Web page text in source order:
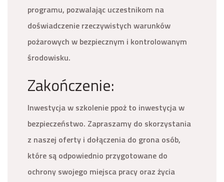
programu, pozwalając uczestnikom na
doświadczenie rzeczywistych warunków
pożarowych w bezpiecznym i kontrolowanym
środowisku.
Zakończenie:
Inwestycja w szkolenie ppoż to inwestycja w
bezpieczeństwo. Zapraszamy do skorzystania
z naszej oferty i dołączenia do grona osób,
które są odpowiednio przygotowane do
ochrony swojego miejsca pracy oraz życia